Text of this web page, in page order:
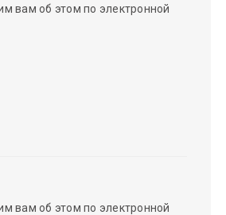
вам об этом по электронной
вам об этом по электронной